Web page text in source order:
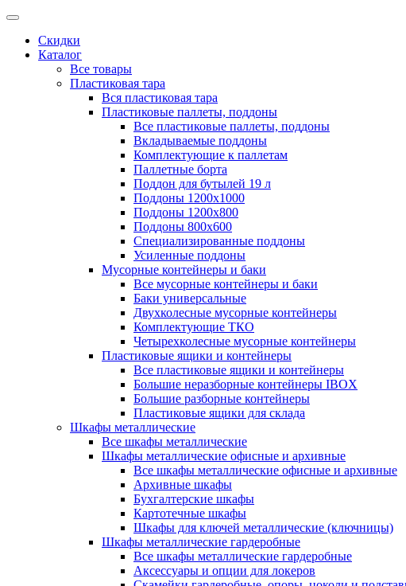
Скидки
Каталог
Все товары
Пластиковая тара
Вся пластиковая тара
Пластиковые паллеты, поддоны
Все пластиковые паллеты, поддоны
Вкладываемые поддоны
Комплектующие к паллетам
Паллетные борта
Поддон для бутылей 19 л
Поддоны 1200х1000
Поддоны 1200х800
Поддоны 800х600
Специализированные поддоны
Усиленные поддоны
Мусорные контейнеры и баки
Все мусорные контейнеры и баки
Баки универсальные
Двухколесные мусорные контейнеры
Комплектующие ТКО
Четырехколесные мусорные контейнеры
Пластиковые ящики и контейнеры
Все пластиковые ящики и контейнеры
Большие неразборные контейнеры IBOX
Большие разборные контейнеры
Пластиковые ящики для склада
Шкафы металлические
Все шкафы металлические
Шкафы металлические офисные и архивные
Все шкафы металлические офисные и архивные
Архивные шкафы
Бухгалтерские шкафы
Картотечные шкафы
Шкафы для ключей металлические (ключницы)
Шкафы металлические гардеробные
Все шкафы металлические гардеробные
Аксессуары и опции для локеров